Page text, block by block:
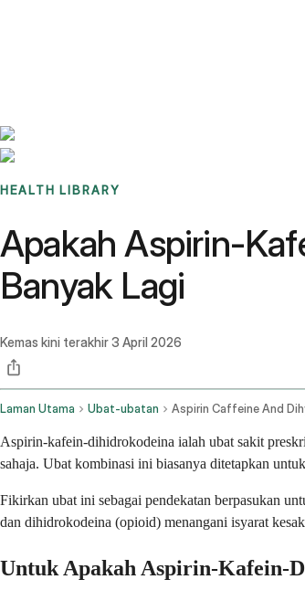
HEALTH LIBRARY
Apakah Aspirin-
Banyak Lagi
Kemas kini terakhir3 April 2026
Laman Utama Ubat-ubatan Aspirin Caffeine And
Aspirin-kafein-dihidrokodeina ialah ubat sakit
sahaja. Ubat kombinasi ini biasanya ditetapkan
Fikirkan ubat ini sebagai pendekatan berpasukan
dan dihidrokodeina (opioid) menangani isyarat
Untuk Apakah Aspirin-Kafein-